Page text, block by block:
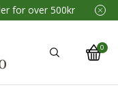
for over 500kr
0